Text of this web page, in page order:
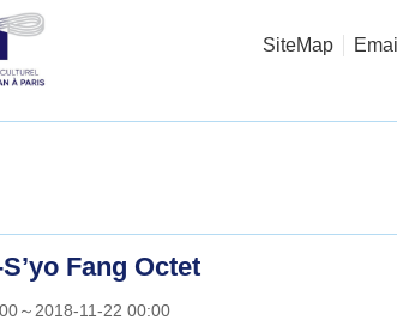
SiteMap
Email
Fang Octet
～2018-11-22 00:00